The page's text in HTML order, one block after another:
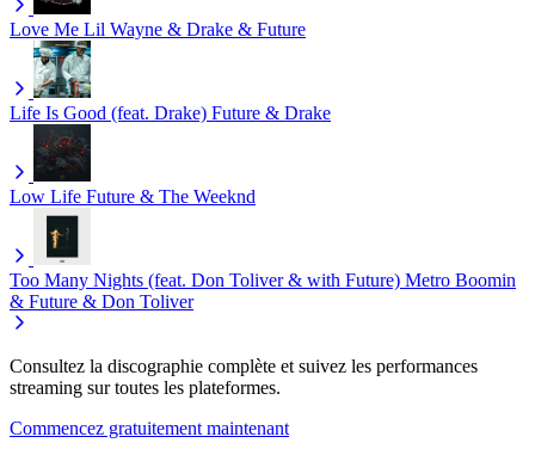
Love Me Lil Wayne & Drake & Future
Life Is Good (feat. Drake) Future & Drake
Low Life Future & The Weeknd
Too Many Nights (feat. Don Toliver & with Future) Metro Boomin
& Future & Don Toliver
Consultez la discographie complète et suivez les performances
streaming sur toutes les plateformes.
Commencez gratuitement maintenant